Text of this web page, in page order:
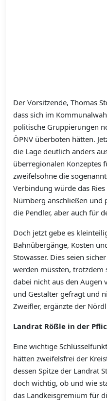
Der Vorsitzende, Thomas
dass sich im
politische Gruppierungen
ÖPNV überboten hätten.
die Lage deutlich anders
überregionalen Konzeptes
zweifelsohne die
Verbindung würde das
Nürnberg anschließen
die Pendler, aber auch für
Doch jetzt gebe es
Bahnübergänge, Kosten
Stowasser. Dies seien
werden müssten, trotzdem
dabei nicht aus den Augen
und Gestalter gefragt und
Zweifler, ergänzte der
Landrat Rößle in der
Eine wichtige
hätten zweifelsfrei der
dessen Spitze der Landrat
doch wichtig, ob und wie
das Landkeisgremium für